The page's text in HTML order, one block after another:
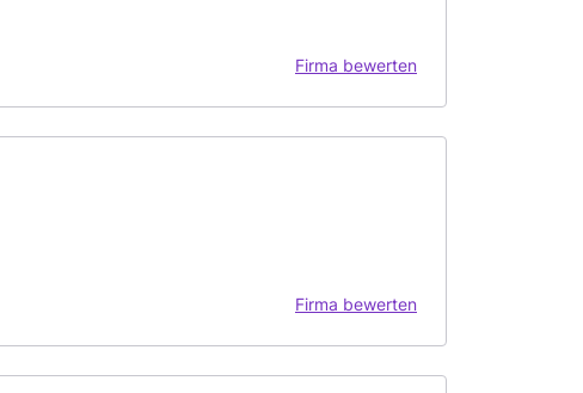
Firma bewerten
Firma bewerten